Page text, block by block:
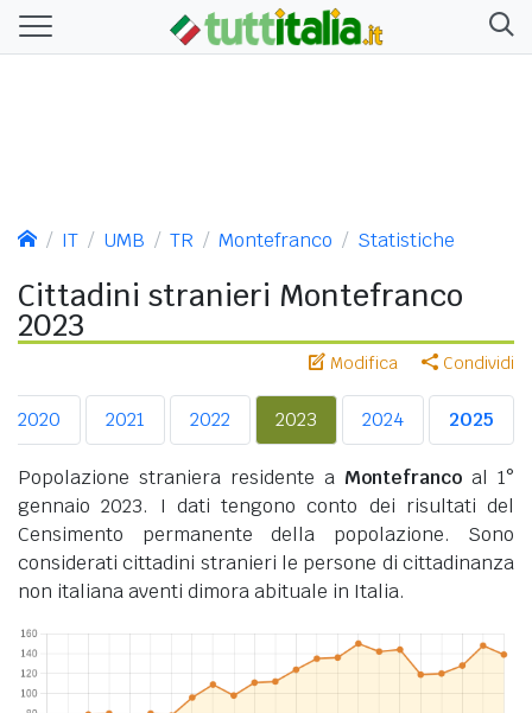
IT UMB TR Montefranco Statistiche
Cittadini stranieri Montefranco
2023
Modifica Condividi
2020 2021 2022 2023 2024 2025
Popolazione straniera residente a Montefranco al 1°
gennaio 2023. I dati tengono conto dei risultati del
Censimento permanente della popolazione. Sono
considerati cittadini stranieri le persone di cittadinanza
non italiana aventi dimora abituale in Italia.